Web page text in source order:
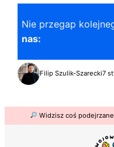
Nie przegap
nas:
Filip Szulik-Szarecki7
Widzisz coś